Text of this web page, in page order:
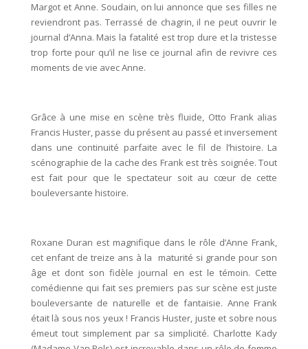
Margot et Anne. Soudain, on lui annonce que ses filles ne
reviendront pas. Terrassé de chagrin, il ne peut ouvrir le
journal d’Anna. Mais la fatalité est trop dure et la tristesse
trop forte pour qu’il ne lise ce journal afin de revivre ces
moments de vie avec Anne.
Grâce à une mise en scène très fluide, Otto Frank alias
Francis Huster, passe du présent au passé et inversement
dans une continuité parfaite avec le fil de l’histoire. La
scénographie de la cache des Frank est très soignée. Tout
est fait pour que le spectateur soit au cœur de cette
bouleversante histoire.
Roxane Duran est magnifique dans le rôle d’Anne Frank,
cet enfant de treize ans à la maturité si grande pour son
âge et dont son fidèle journal en est le témoin. Cette
comédienne qui fait ses premiers pas sur scène est juste
bouleversante de naturelle et de fantaisie. Anne Frank
était là sous nos yeux ! Francis Huster, juste et sobre nous
émeut tout simplement par sa simplicité. Charlotte Kady